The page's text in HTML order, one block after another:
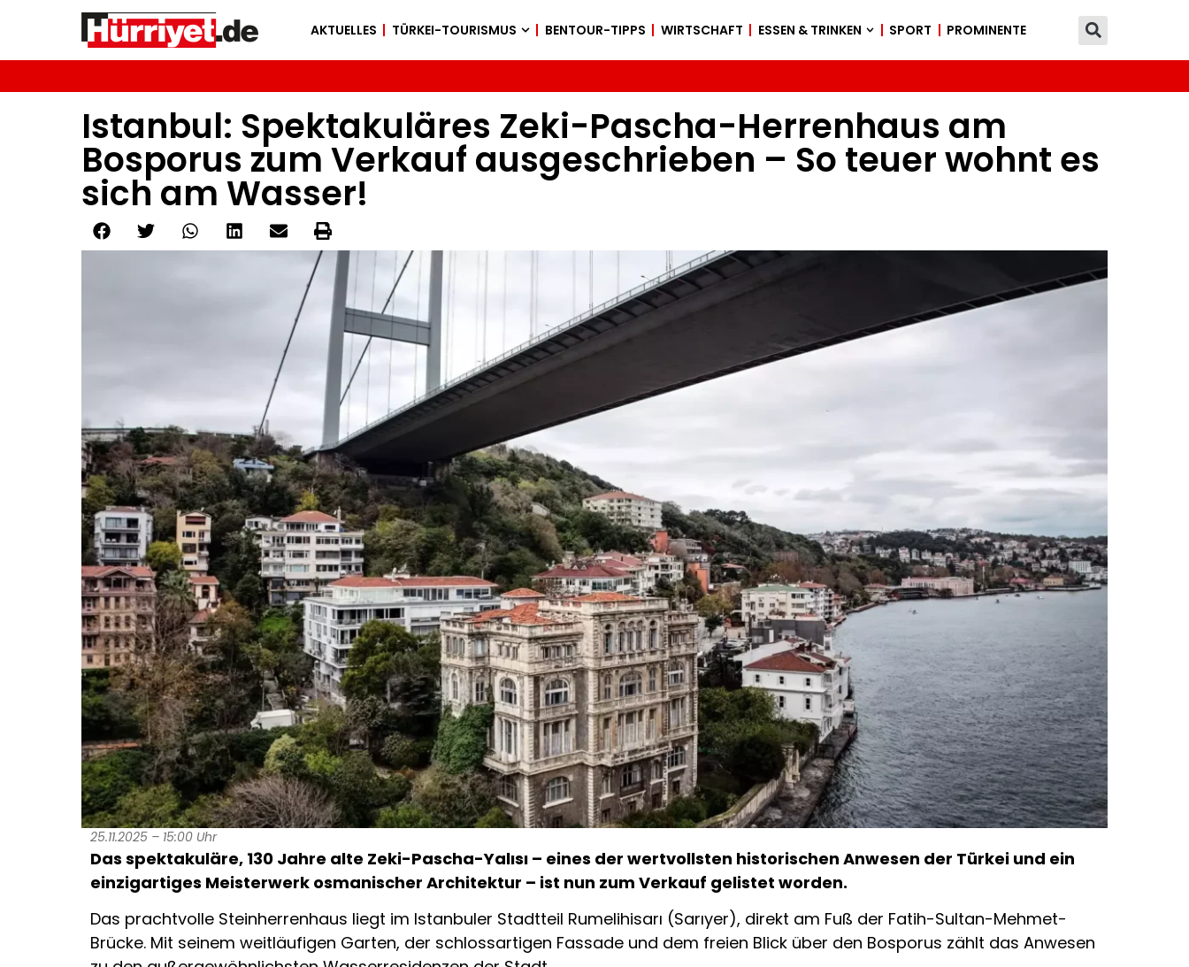
AKTUELLES TÜRKEI-TOURISMUS BENTOUR-TIPPS WIRTSCHAFT ESSEN & TRINKEN SPORT PROMINENTE
Istanbul: Spektakuläres Zeki-Pascha-Herrenhaus am
Bosporus zum Verkauf ausgeschrieben – So teuer wohnt es
sich am Wasser!
25.11.2025 – 15:00 Uhr
Das spektakuläre, 130 Jahre alte Zeki-Pascha-Yalısı – eines der wertvollsten historischen Anwesen der Türkei und ein
einzigartiges Meisterwerk osmanischer Architektur – ist nun zum Verkauf gelistet worden.
Das prachtvolle Steinherrenhaus liegt im Istanbuler Stadtteil Rumelihisarı (Sarıyer), direkt am Fuß der Fatih-Sultan-Mehmet-
Brücke. Mit seinem weitläufigen Garten, der schlossartigen Fassade und dem freien Blick über den Bosporus zählt das Anwesen